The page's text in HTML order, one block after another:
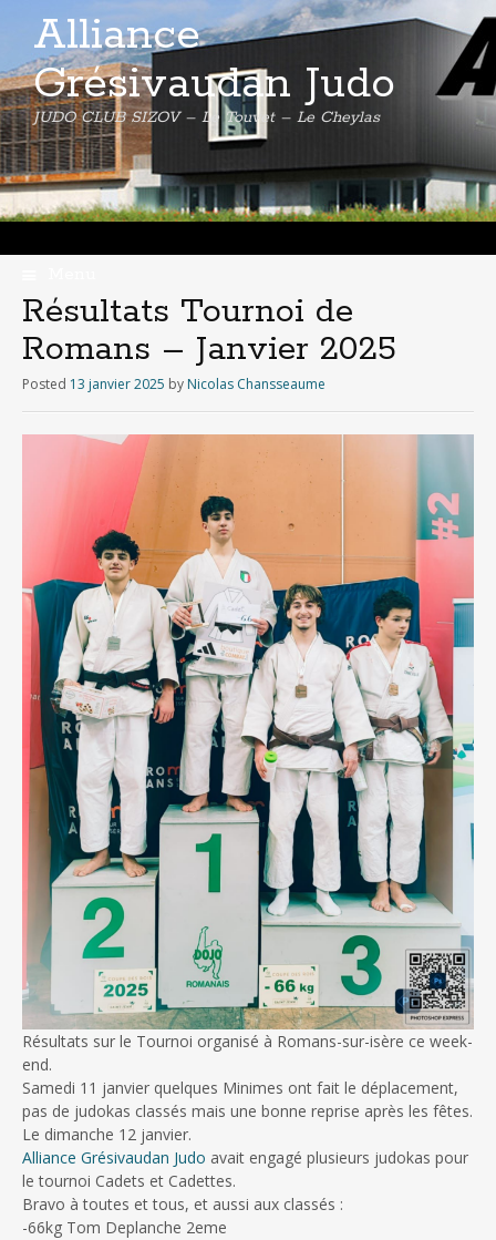
Alliance
Grésivaudan Judo
JUDO CLUB SIZOV – Le Touvet – Le Cheylas
Skip
to
content
Résultats Tournoi de
Romans – Janvier 2025
Posted 13 janvier 2025 by Nicolas Chansseaume
Résultats sur le Tournoi organisé à Romans-sur-isère ce week-
end.
Samedi 11 janvier quelques Minimes ont fait le déplacement,
pas de judokas classés mais une bonne reprise après les fêtes.
Le dimanche 12 janvier.
Alliance Grésivaudan Judo avait engagé plusieurs judokas pour
le tournoi Cadets et Cadettes.
Bravo à toutes et tous, et aussi aux classés :
-66kg Tom Deplanche 2eme